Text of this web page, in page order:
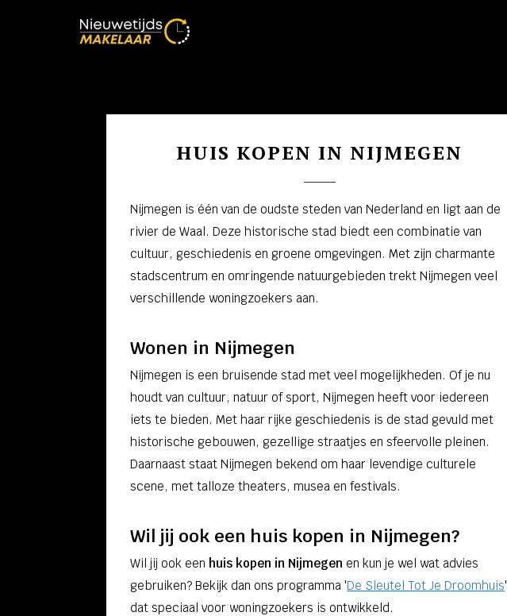
HUIS KOPEN IN NIJMEGEN
Nijmegen is één van de oudste steden van Nederland en ligt aan de
rivier de Waal. Deze historische stad biedt een combinatie van
cultuur, geschiedenis en groene omgevingen. Met zijn charmante
stadscentrum en omringende natuurgebieden trekt Nijmegen veel
verschillende woningzoekers aan.
Wonen in Nijmegen
Nijmegen is een bruisende stad met veel mogelijkheden. Of je nu
houdt van cultuur, natuur of sport, Nijmegen heeft voor iedereen
iets te bieden. Met haar rijke geschiedenis is de stad gevuld met
historische gebouwen, gezellige straatjes en sfeervolle pleinen.
Daarnaast staat Nijmegen bekend om haar levendige culturele
scene, met talloze theaters, musea en festivals.
Wil jij ook een huis kopen in Nijmegen?
Wil jij ook een huis kopen in Nijmegen en kun je wel wat advies
gebruiken? Bekijk dan ons programma 'De Sleutel Tot Je Droomhuis'
dat speciaal voor woningzoekers is ontwikkeld.